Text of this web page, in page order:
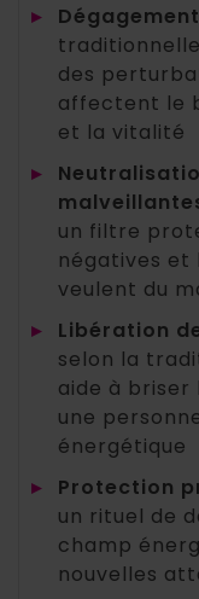
▸
des
affectent le
et la vitalité
▸
un filtre
négatives et
veulent du
▸
Libération
selon la
aide à briser
une
énergétique
▸
Protection
un rituel de
champ
nouvelles